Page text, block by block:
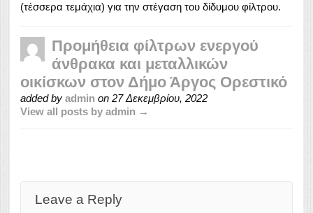
(τέσσερα τεμάχια) για την στέγαση του δίδυμου φίλτρου.
Προμήθεια φίλτρων ενεργού
άνθρακα και μεταλλικών
οικίσκων στον Δήμο Άργος Ορεστικό
added by admin on 27 Δεκεμβρίου, 2022
View all posts by admin →
Leave a Reply